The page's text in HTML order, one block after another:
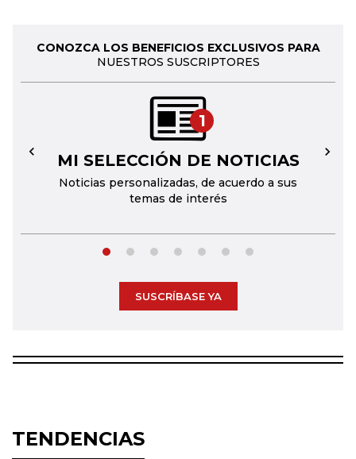
CONOZCA LOS BENEFICIOS EXCLUSIVOS PARA
NUESTROS SUSCRIPTORES
1
MI SELECCIÓN DE NOTICIAS
Noticias personalizadas, de acuerdo a sus
temas de interés
← →
SUSCRÍBASE YA
TENDENCIAS